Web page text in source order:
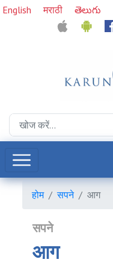
English मराठी తెలుగు
होम सपने आग
सपने
आग